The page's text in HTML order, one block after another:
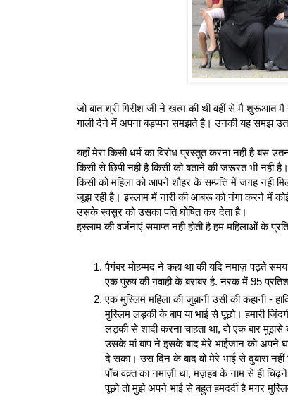
जो बात श्री गिरीश जी ने खत्म की थी वहीं से मै शुरूआत
गाली देने में अपना बड़प्‍पन समझते है। उनकी यह समझ उतनी
यहाँ मेरा किसी धर्म का विरोध प्रस्‍तुत करना नही है बस
किसी से छिपी नही है किसी को बताने की जरूरत भी नही
किसी को महिला को आपने शौहर के सम्पत्ति में जगह नही
जूझ रही है। इस्लाम में नारी की आबरू को नंगा करने में
उसके स्वसुर को उसका पति घोषित कर देता है।
इस्लाम की वर्जनाएं समाप्‍त नही होती है हम महिलाओं के
पैगंबर मोहम्मद ने कहा था की यदि नमाज़ पढ़ते
एक पुरुष की गवाही के बराबर है. नरक में 95
एक मुस्लिम महिला की जुब़ानी उसी की कहानी -
मुस्लिम लड़की के बाप या भाई से पूछो। हमारी
लड़की से शादी करना चाहता था, वो एक बार
उसके मां बाप ने इसके बाद मेरे भाईजान को अपने
दे सका। उस दिन के बाद वो मेरे भाई से दुबारा
पाँच वक़्त का नमाज़ी था, मज़हब के नाम से ही
पूछो तो मुझे अपने भाई से बहुत हमदर्दी है मगर